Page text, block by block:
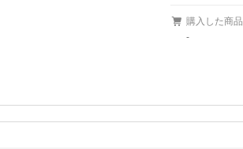
購入した商品
-